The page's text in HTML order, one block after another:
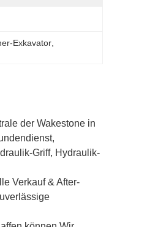
Exkavator
der Wakestone in
Griff, Hydraulik-
Verkauf & After-